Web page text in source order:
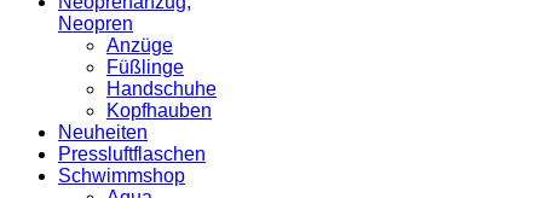
Neopren
Anzüge
Füßlinge
Handschuhe
Kopfhauben
Neuheiten
Pressluftflaschen
Schwimmshop